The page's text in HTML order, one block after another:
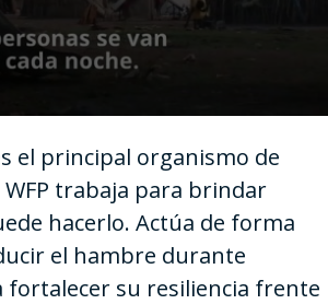
el principal organismo de
trabaja para brindar
hacerlo. Actúa de forma
el hambre durante
fortalecer su resiliencia frente